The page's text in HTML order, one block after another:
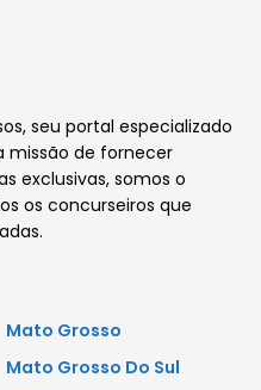
seu portal especializado
missão de fornecer
exclusivas, somos o
os concurseiros que
Mato Grosso
Mato Grosso Do Sul